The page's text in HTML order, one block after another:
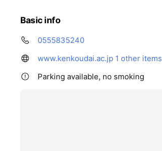
Basic info
0555835240
www.kenkoudai.ac.jp 1 other items
Parking available, no smoking